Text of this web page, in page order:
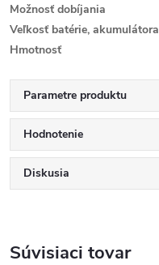
Možnosť dobíjania
Veľkosť batérie, akumulátora
Hmotnosť
Parametre produktu
Hodnotenie
Diskusia
Súvisiaci tovar